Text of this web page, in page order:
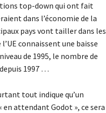
top-down qui ont fait
dans l’économie de la
pays vont tailler dans les
connaissent une baisse
de 1995, le nombre de
1997 …
tout indique qu’un
en attendant Godot », ce sera